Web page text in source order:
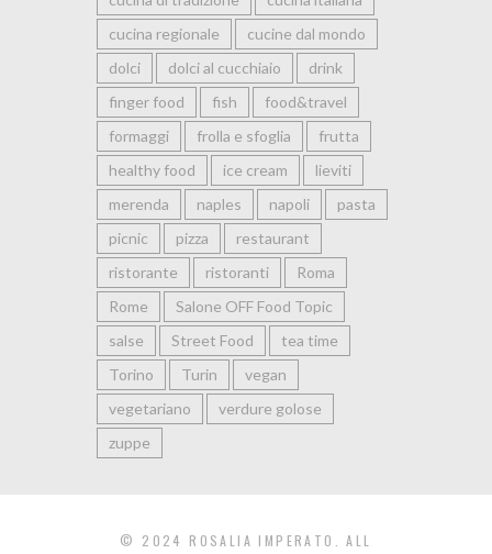
cucina regionale
cucine dal mondo
dolci
dolci al cucchiaio
drink
finger food
fish
food&travel
formaggi
frolla e sfoglia
frutta
healthy food
ice cream
lieviti
merenda
naples napoli
pasta
picnic
pizza
restaurant
ristorante
ristoranti
Roma
Rome
Salone OFF Food Topic
salse
Street Food
tea time
Torino
Turin
vegan
vegetariano
verdure golose
zuppe
© 2024 ROSALIA IMPERATO. ALL